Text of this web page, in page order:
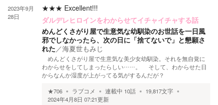
2023年9月
28日
★★★ Excellent!!!
ダルデレヒロインをわからせてイチャイチャする話
めんどくさがり屋で生意気な幼馴染のお世話を一日風
邪でしなかったら、次の日に「捨てないで」と懇願さ
れた／海夏世もみじ
めんどくさがり屋で生意気な美少女幼馴染。それを無自覚に
わからせをしてしまったらしい……。 そして、わからせた日
からなんか湿度が上がってる気がするんだが？
★706 ラブコメ 連載中 10話 19,817文字
2024年4月8日 07:21更新